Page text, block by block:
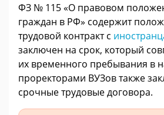
ФЗ № 115 «О правовом
граждан в РФ» содержит
трудовой контракт с
заключен на срок, который
их временного пребывания в
проректорами ВУЗов также
срочные трудовые договора.